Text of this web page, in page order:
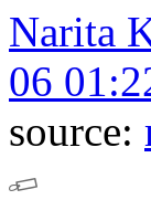
Narita
06
source: